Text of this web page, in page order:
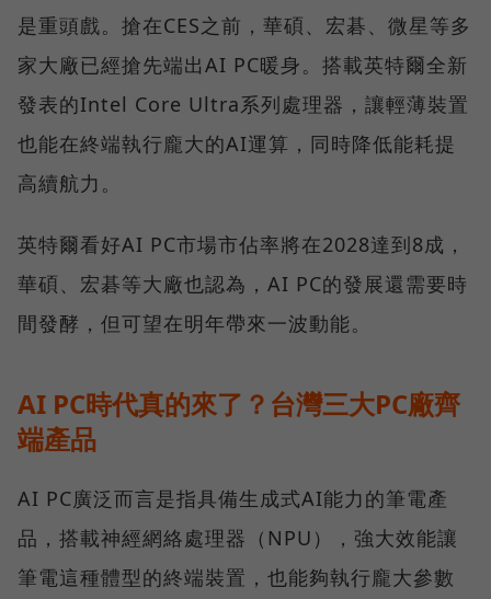
是重頭戲。搶在CES之前，華碩、宏碁、微星等多
家大廠已經搶先端出AI PC暖身。搭載英特爾全新
發表的Intel Core Ultra系列處理器，讓輕薄裝置
也能在終端執行龐大的AI運算，同時降低能耗提
高續航力。
英特爾看好AI PC市場市佔率將在2028達到8成，
華碩、宏碁等大廠也認為，AI PC的發展還需要時
間發酵，但可望在明年帶來一波動能。
AI PC時代真的來了？台灣三大PC廠齊
端產品
AI PC廣泛而言是指具備生成式AI能力的筆電產
品，搭載神經網絡處理器（NPU），強大效能讓
筆電這種體型的終端裝置，也能夠執行龐大參數